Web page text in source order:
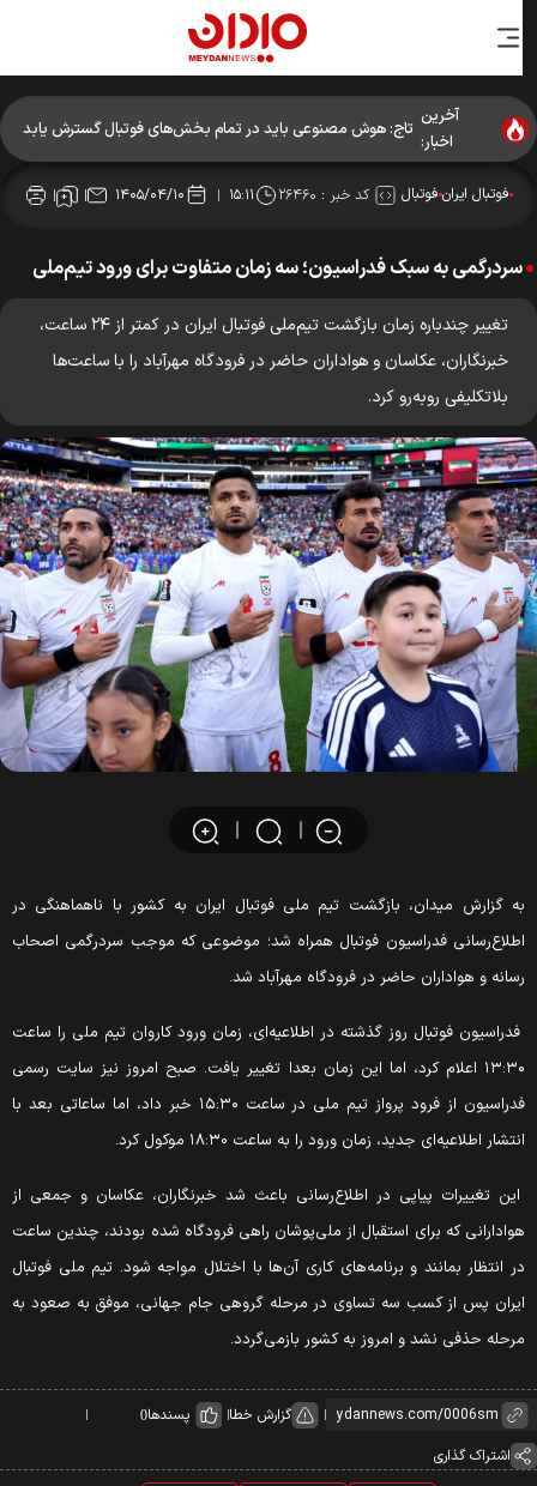
آخرین
اخبار:
تاج: هوش مصنوعی باید در تمام بخش‌های فوتبال گسترش یابد
فوتبال ایرانفوتبال کد خبر : ۲۶۴۶۰ ۱۵:۱۱ ۱۴۰۵/۰۴/۱۰
سردرگمی به سبک فدراسیون؛ سه زمان متفاوت برای ورود تیم‌ملی
تغییر چندباره زمان بازگشت تیم‌ملی فوتبال ایران در کمتر از ۲۴ ساعت،
خبرنگاران، عکاسان و هواداران حاضر در فرودگاه مهرآباد را با ساعت‌ها
بلاتکلیفی روبه‌رو کرد.
گزارش میدان، بازگشت تیم ملی فوتبال ایران به کشور با ناهماهنگی در
فدراسیون فوتبال همراه شد؛ موضوعی که موجب سردرگمی اصحاب
و هواداران حاضر در فرودگاه مهرآباد شد.
فوتبال روز گذشته در اطلاعیه‌ای، زمان ورود کاروان تیم ملی را ساعت
۱۳:۳۰ اعلام کرد، اما این زمان بعدا تغییر یافت. صبح امروز نیز سایت رسمی
فدراسیون از فرود پرواز تیم ملی در ساعت ۱۵:۳۰ خبر داد، اما ساعاتی بعد با
اطلاعیه‌ای جدید، زمان ورود را به ساعت ۱۸:۳۰ موکول کرد.
تغییرات پیاپی در اطلاع‌رسانی باعث شد خبرنگاران، عکاسان و جمعی از
که برای استقبال از ملی‌پوشان راهی فرودگاه شده بودند، چندین ساعت
انتظار بمانند و برنامه‌های کاری آن‌ها با اختلال مواجه شود. تیم ملی فوتبال
پس از کسب سه تساوی در مرحله گروهی جام جهانی، موفق به صعود به
حذفی نشد و امروز به کشور بازمی‌گردد.
گزارش خطا پسندها0
اشتراک گذاری